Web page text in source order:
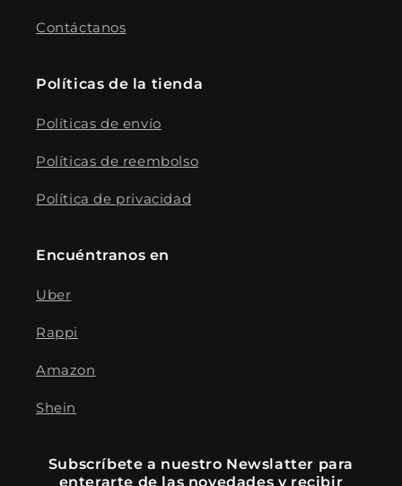
Contáctanos
Políticas de la tienda
Políticas de envío
Políticas de reembolso
Política de privacidad
Encuéntranos en
Uber
Rappi
Amazon
Shein
Subscríbete a nuestro Newslatter para
enterarte de las novedades y recibir